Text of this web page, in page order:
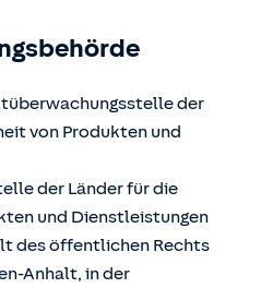
der
von Produkten und
der Länder für die
und Dienstleistungen
des öffentlichen Rechts
Anhalt, in der